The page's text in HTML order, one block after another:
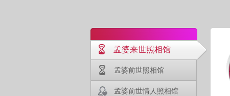
孟婆来世照相馆
孟婆前世照相馆
孟婆前世情人照相馆